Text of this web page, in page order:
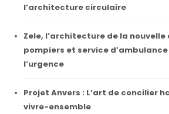
l’architecture circulaire
Zele, l’architecture de la nouvelle
pompiers et service
l’urgence
Projet Anvers : L’art de concilier
vivre-ensemble